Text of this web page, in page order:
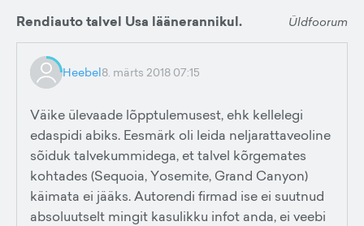
Rendiauto talvel Usa läänerannikul. Üldfoorum
Heebel8. märts 2018 07:15
Väike ülevaade lõpptulemusest, ehk kellelegi
edaspidi abiks. Eesmärk oli leida neljarattaveoline
sõiduk talvekummidega, et talvel kõrgemates
kohtades (Sequoia, Yosemite, Grand Canyon)
käimata ei jääks. Autorendi firmad ise ei suutnud
absoluutselt mingit kasulikku infot anda, ei veebi